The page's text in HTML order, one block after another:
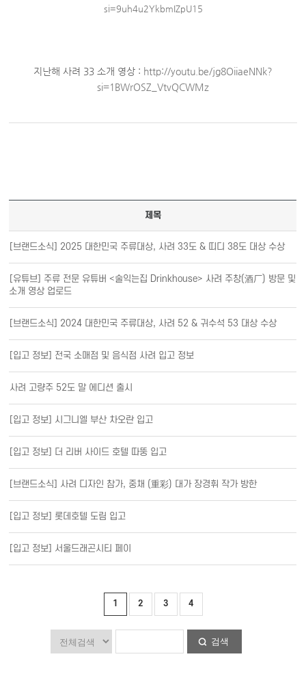
si=9uh4u2YkbmIZpU15
지난해 사려 33 소개 영상 : http://youtu.be/jg8OiiaeNNk?
si=1BWrOSZ_VtvQCWMz
제목
[브랜드소식] 2025 대한민국 주류대상, 사려 33도 & 띠디 38도 대상 수상
[유튜브] 주류 전문 유튜버 <술익는집 Drinkhouse> 사려 주창(酒厂) 방문 및
소개 영상 업로드
[브랜드소식] 2024 대한민국 주류대상, 사려 52 & 귀수석 53 대상 수상
[입고 정보] 전국 소매점 및 음식점 사려 입고 정보
사려 고량주 52도 말 에디션 출시
[입고 정보] 시그니엘 부산 차오란 입고
[입고 정보] 더 리버 사이드 호텔 따뚱 입고
[브랜드소식] 사려 디자인 참가, 중채 (重彩) 대가 장경휘 작가 방한
[입고 정보] 롯데호텔 도림 입고
[입고 정보] 서울드래곤시티 페이
1 2 3 4
검색